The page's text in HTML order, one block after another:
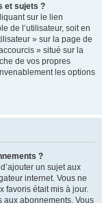
et sujets ?
sur le lien
de l’utilisateur, soit en
» sur la page de
» situé sur la
de vos propres
les options
?
un sujet aux
internet. Vous ne
favoris était mis à jour.
aux abonnements. Vous